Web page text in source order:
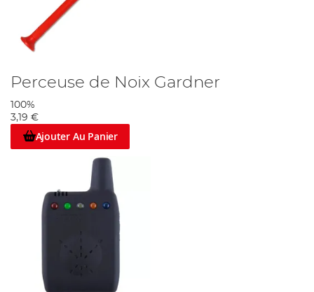
Perceuse de Noix Gardner
100%
3,19 €
Ajouter Au Panier